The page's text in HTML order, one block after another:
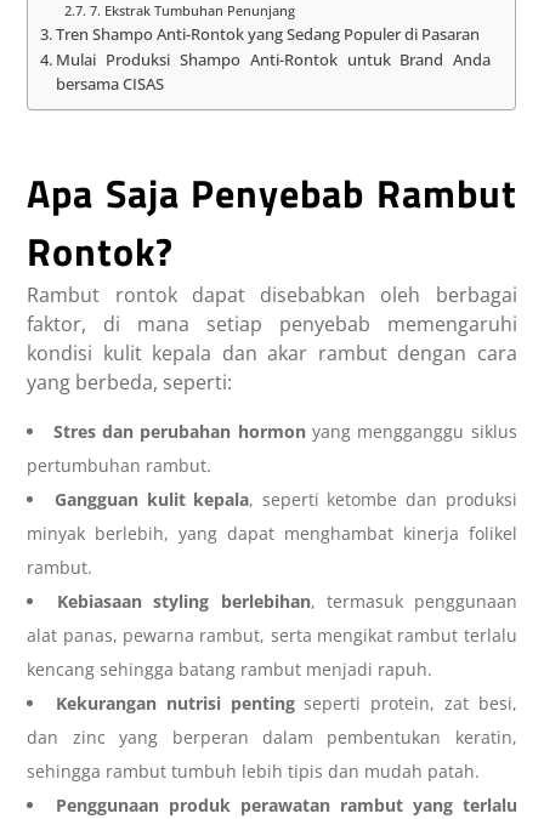
7. Ekstrak Tumbuhan Penunjang
Tren Shampo Anti-Rontok yang Sedang Populer di Pasaran
Mulai Produksi Shampo Anti-Rontok untuk Brand Anda
bersama CISAS
Apa Saja Penyebab Rambut
Rontok?
Rambut rontok dapat disebabkan oleh berbagai
faktor, di mana setiap penyebab memengaruhi
kondisi kulit kepala dan akar rambut dengan cara
yang berbeda, seperti:
Stres dan perubahan hormon yang mengganggu siklus
pertumbuhan rambut.
Gangguan kulit kepala, seperti ketombe dan produksi
minyak berlebih, yang dapat menghambat kinerja folikel
rambut.
Kebiasaan styling berlebihan, termasuk penggunaan
alat panas, pewarna rambut, serta mengikat rambut terlalu
kencang sehingga batang rambut menjadi rapuh.
Kekurangan nutrisi pentingseperti protein, zat besi,
dan zinc yang berperan dalam pembentukan keratin,
sehingga rambut tumbuh lebih tipis dan mudah patah.
Penggunaan produk perawatan rambut yang terlalu